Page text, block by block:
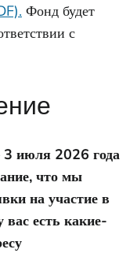
Фонд будет
с
3 июля 2026 года
что мы
на участие в
вас есть какие-